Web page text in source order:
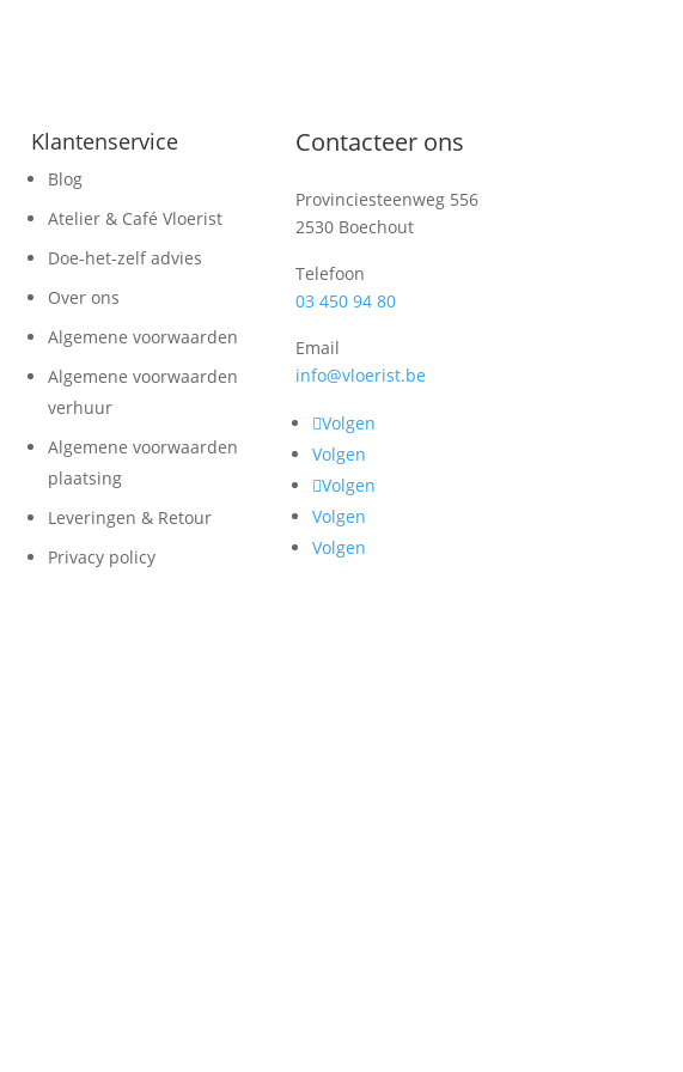
Klantenservice
Blog
Atelier & Café Vloerist
Doe-het-zelf advies
Over ons
Algemene voorwaarden
Algemene voorwaarden
verhuur
Algemene voorwaarden
plaatsing
Leveringen & Retour
Privacy policy
Contacteer ons
Provinciesteenweg 556
2530 Boechout
Telefoon
03 450 94 80
Email
info@vloerist.be
Volgen
Volgen
Volgen
Volgen
Volgen